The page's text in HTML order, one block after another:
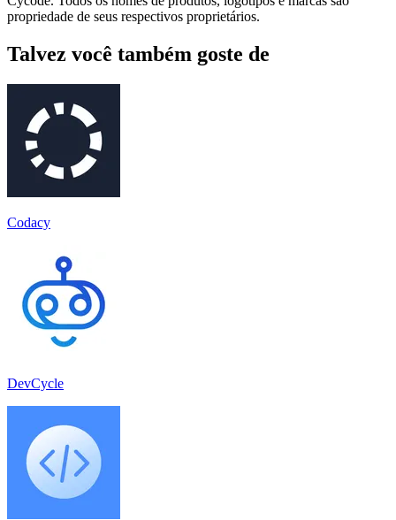
propriedade de seus respectivos proprietários.
Talvez você também goste de
Codacy
DevCycle